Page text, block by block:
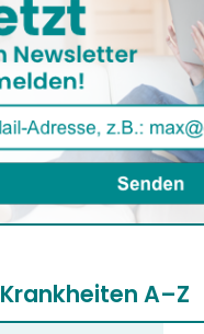
Krankheiten A–Z